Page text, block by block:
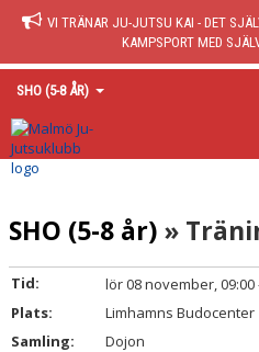
VI TRÄNAR JU-JUTSU KAI - DET
KAMPSPORT MED
SHO (5-8 ÅR)
SHO
AKTUELLT FRÅN SHO
KALENDER SHO
KONTAKT MED SHO-INSTRUKTÖRER
SHO (5-8 år) »
Tid:
lör 08 november, 09:00
Plats:
Limhamns Budocenter
Samling:
Dojon